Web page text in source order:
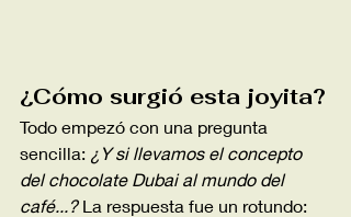
¿Cómo surgió esta joyita?
Todo empezó con una pregunta
sencilla: ¿Y si llevamos el concepto
del chocolate Dubai al mundo del
café...? La respuesta fue un rotundo: